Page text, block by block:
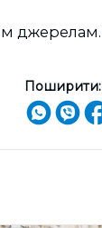
джерелам.
Поширити: